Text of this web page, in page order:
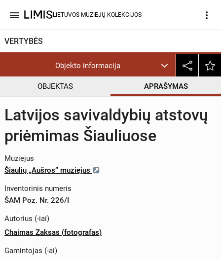
menu LIETUVOS MUZIEJŲ KOLEKCIJOS more_vert
VERTYBĖS
Objekto informacija
OBJEKTAS APRAŠYMAS
Latvijos savivaldybių atstovų
priėmimas Šiauliuose
Muziejus
Šiaulių „Aušros“ muziejus
Inventorinis numeris
ŠAM Poz. Nr. 226/I
Autorius (-iai)
Chaimas Zaksas (fotografas)
Gamintojas (-ai)